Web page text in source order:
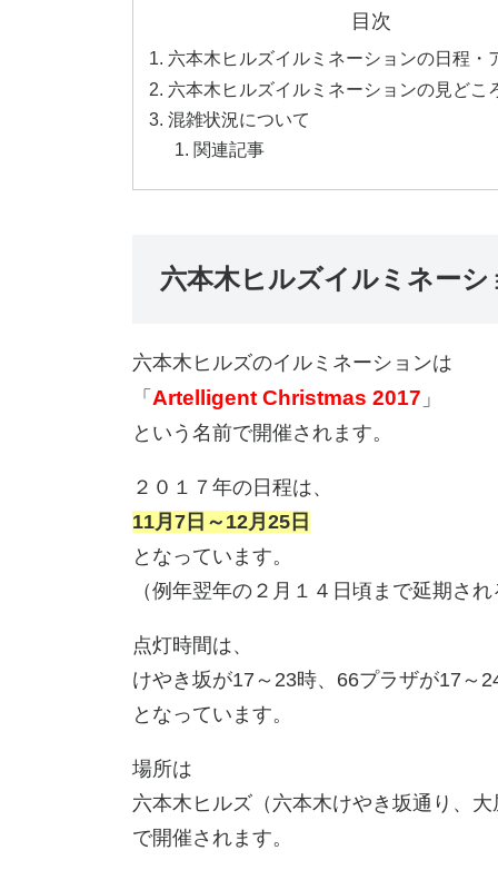
目次
六本木ヒルズイルミネーションの日程・
六本木ヒルズイルミネーションの見どこ
混雑状況について
関連記事
六本木ヒルズイルミネー
六本木ヒルズのイルミネーションは
「 Artelligent Christmas 2017 」
という名前で開催されます。
２０１７年の日程は、
11月7日～12月25日
となっています。
（例年翌年の２月１４日頃まで延期さ
点灯時間は、
けやき坂が17～23時、66プラザが17～
となっています。
場所は
六本木ヒルズ（六本木けやき坂通り、
で開催されます。